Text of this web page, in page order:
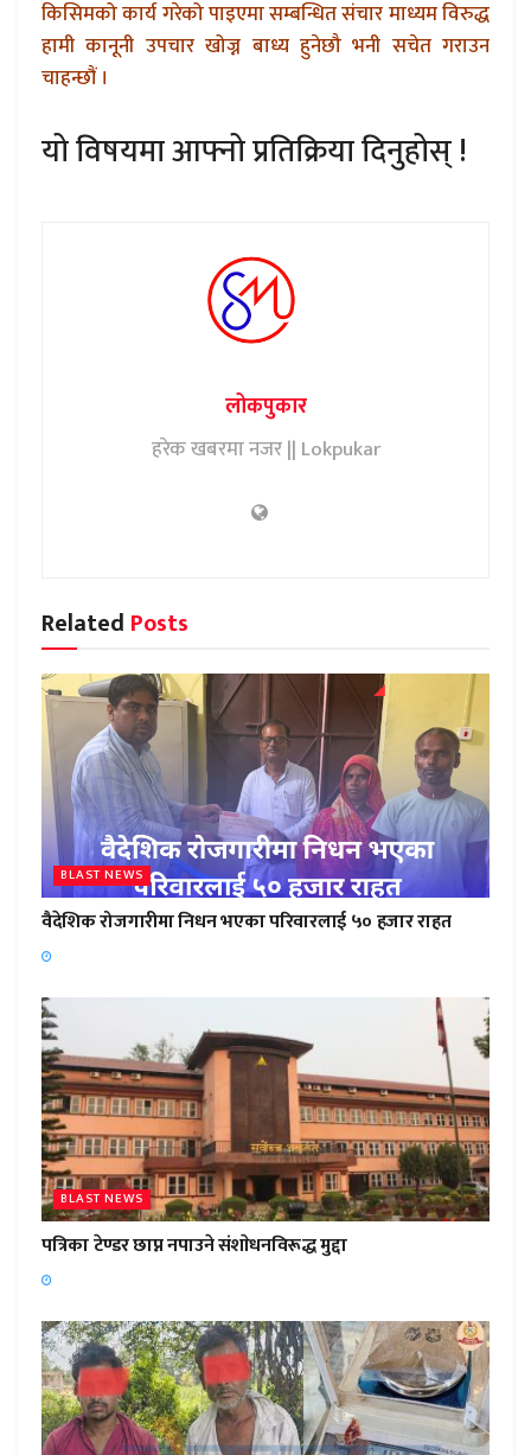
किसिमको कार्य गरेको पाइएमा सम्बन्धित संचार माध्यम विरुद्ध
हामी कानूनी उपचार खोज्न बाध्य हुनेछौ भनी सचेत गराउन
चाहन्छौं ।
यो विषयमा आफ्नो प्रतिक्रिया दिनुहोस् !
लोकपुकार
हरेक खबरमा नजर || Lokpukar
Related Posts
BLAST NEWS
वैदेशिक रोजगारीमा निधन भएका परिवारलाई ५० हजार राहत
BLAST NEWS
पत्रिका टेण्डर छाप्न नपाउने संशाेधनविरूद्ध मुद्दा